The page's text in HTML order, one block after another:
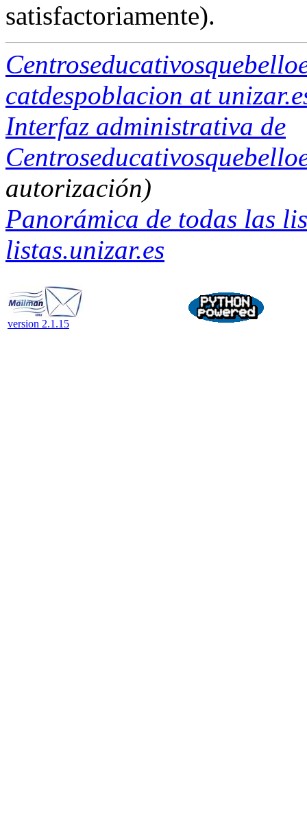
satisfactoriamente).
catdespoblacion at
Interfaz administrativa de
autorización)
Panorámica de todas las
listas.unizar.es
version 2.1.15